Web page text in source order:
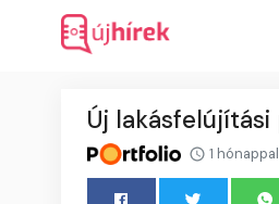
Új
1